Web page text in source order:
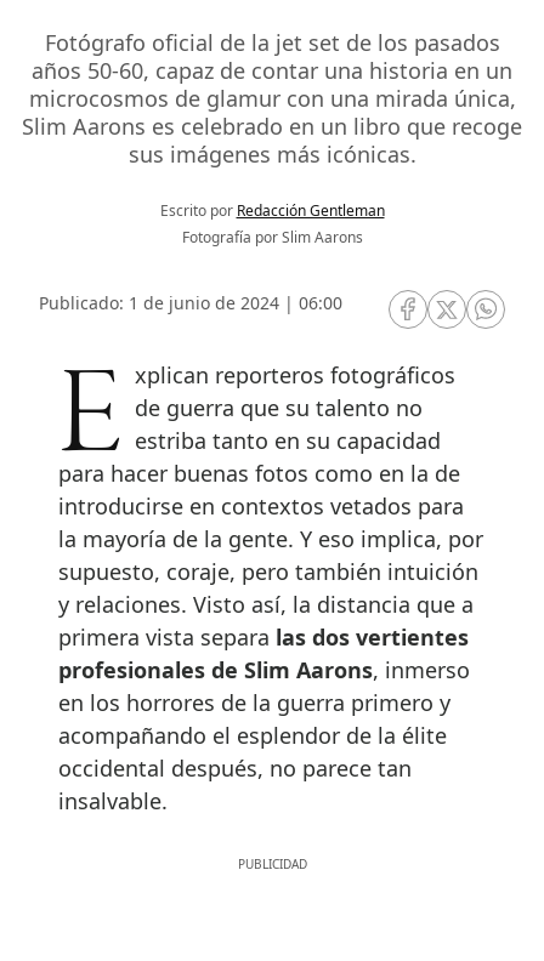
Fotógrafo oficial de la jet set de los pasados
años 50-60, capaz de contar una historia en un
microcosmos de glamur con una mirada única,
Slim Aarons es celebrado en un libro que recoge
sus imágenes más icónicas.
Escrito por Redacción Gentleman
Fotografía por Slim Aarons
Publicado: 1 de junio de 2024 | 06:00
RRSS Facebook
RRSSRRSS
Explican reporteros fotográficos de guerra que su talento no
estriba tanto en su capacidad
para hacer buenas fotos como en la de
introducirse en contextos vetados para
la mayoría de la gente. Y eso implica, por
supuesto, coraje, pero también intuición
y relaciones. Visto así, la distancia que a
primera vista separa las dos vertientes
profesionales de Slim Aarons, inmerso
en los horrores de la guerra primero y
acompañando el esplendor de la élite
occidental después, no parece tan
insalvable.